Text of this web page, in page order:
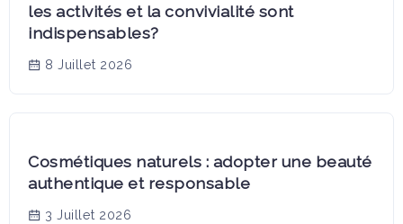
les activités et la convivialité sont
indispensables?
8 Juillet 2026
Cosmétiques naturels : adopter une beauté
authentique et responsable
3 Juillet 2026